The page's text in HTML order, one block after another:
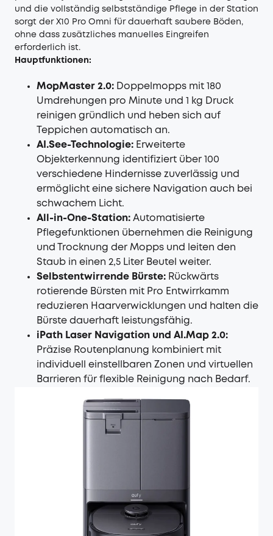
und die vollständig selbstständige Pflege in der Station
sorgt der X10 Pro Omni für dauerhaft saubere Böden,
ohne dass zusätzliches manuelles Eingreifen
erforderlich ist.
Hauptfunktionen:
MopMaster 2.0: Doppelmopps mit 180
Umdrehungen pro Minute und 1 kg Druck
reinigen gründlich und heben sich auf
Teppichen automatisch an.
AI.See-Technologie: Erweiterte
Objekterkennung identifiziert über 100
verschiedene Hindernisse zuverlässig und
ermöglicht eine sichere Navigation auch bei
schwachem Licht.
All-in-One-Station: Automatisierte
Pflegefunktionen übernehmen die Reinigung
und Trocknung der Mopps und leiten den
Staub in einen 2,5 Liter Beutel weiter.
Selbstentwirrende Bürste: Rückwärts
rotierende Bürsten mit Pro Entwirrkamm
reduzieren Haarverwicklungen und halten die
Bürste dauerhaft leistungsfähig.
iPath Laser Navigation und AI.Map 2.0:
Präzise Routenplanung kombiniert mit
individuell einstellbaren Zonen und virtuellen
Barrieren für flexible Reinigung nach Bedarf.